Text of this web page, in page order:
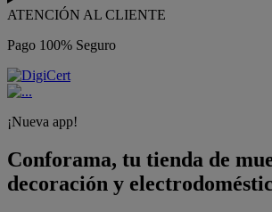
ATENCIÓN AL CLIENTE
Pago 100% Seguro
¡Nueva app!
Conforama, tu tienda de
decoración y